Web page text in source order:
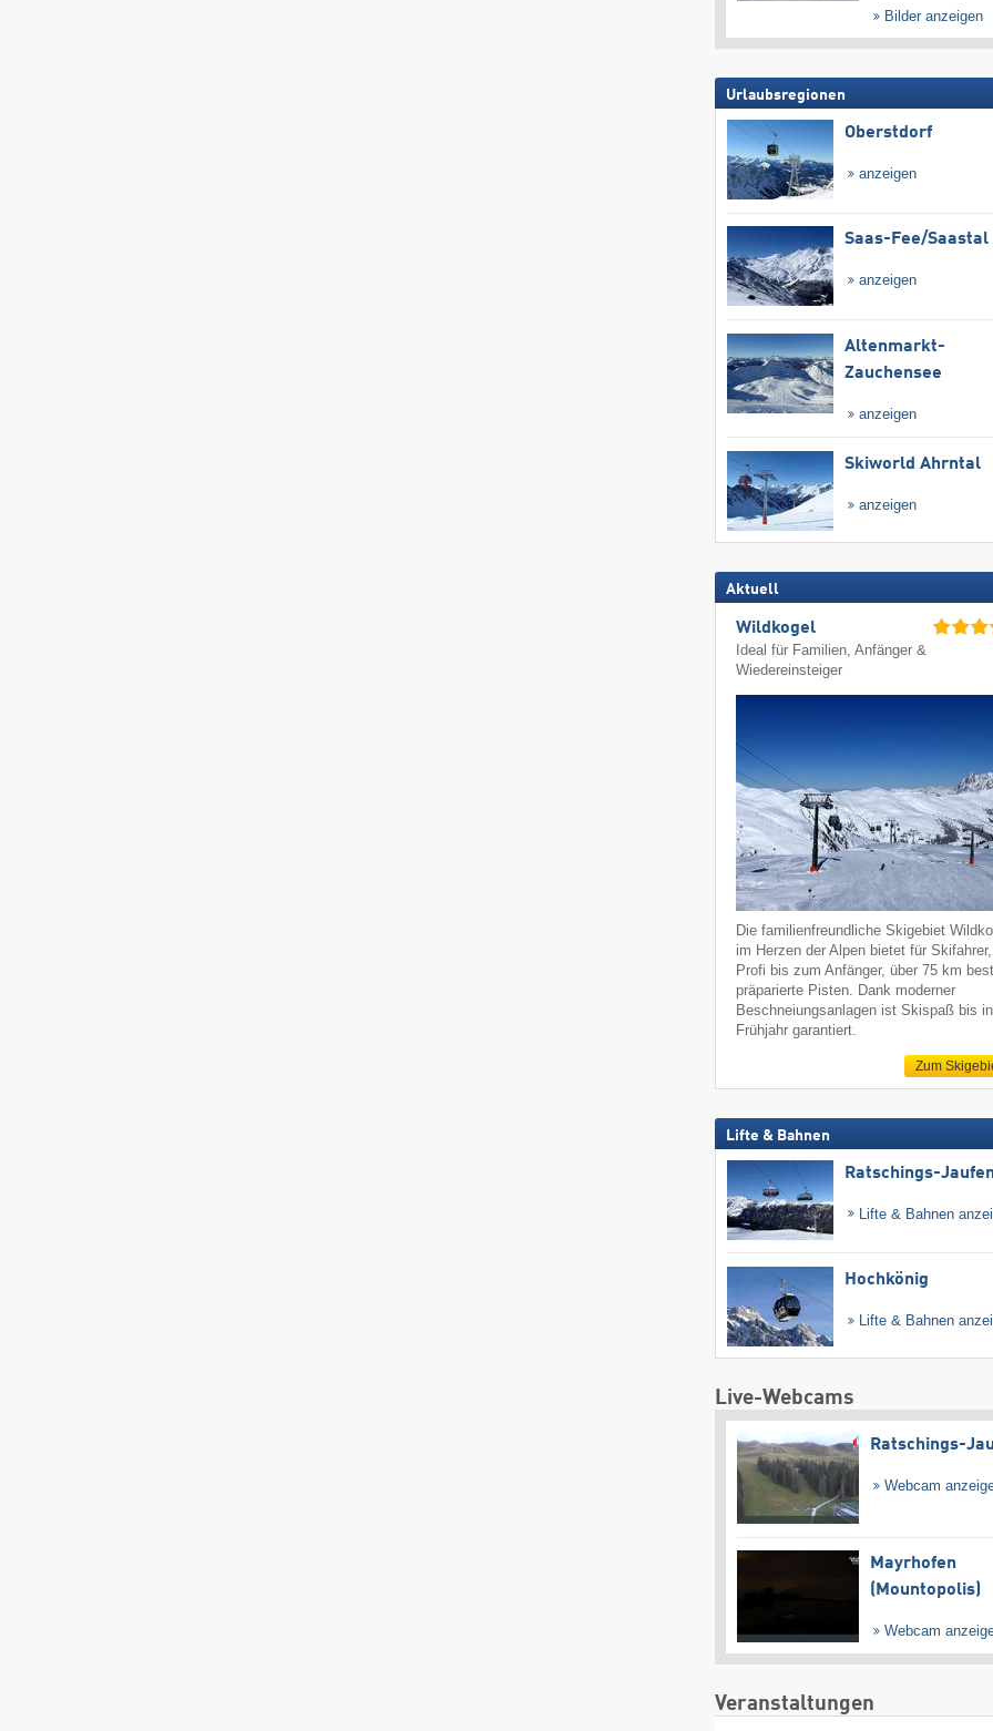
Bilder anzeigen
Urlaubsregionen
Oberstdorf
anzeigen
Saas-Fee/​Saastal
anzeigen
Altenmarkt-
Zauchensee
anzeigen
Skiworld Ahrntal
anzeigen
Aktuell
Wildkogel
Ideal für Familien, Anfänger &
Wiedereinsteiger
Die familienfreundliche Skigebiet
im Herzen der Alpen bietet für
Profi bis zum Anfänger, über 75 km
präparierte Pisten. Dank moderner
Beschneiungsanlagen ist Skispaß bis
Frühjahr garantiert.
Zum
Lifte & Bahnen
Ratschings-Jaufen
Lifte & Bahnen
Hochkönig
Lifte & Bahnen
Live-Webcams
Ratschings-
Webcam
Mayrhofen
(Mountopolis)
Webcam
Veranstaltungen